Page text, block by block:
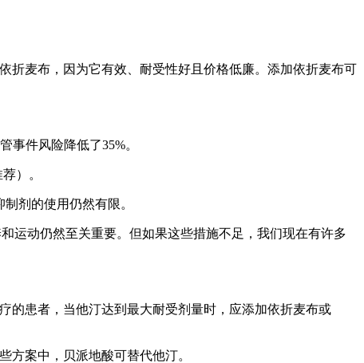
折麦布，因为它有效、耐受性好且价格低廉。添加依折麦布可
事件风险降低了35%。
）。
剂的使用仍然有限。
运动仍然至关重要。但如果这些措施不足，我们现在有许多
的患者，当他汀达到最大耐受剂量时，应添加依折麦布或
方案中，贝派地酸可替代他汀。